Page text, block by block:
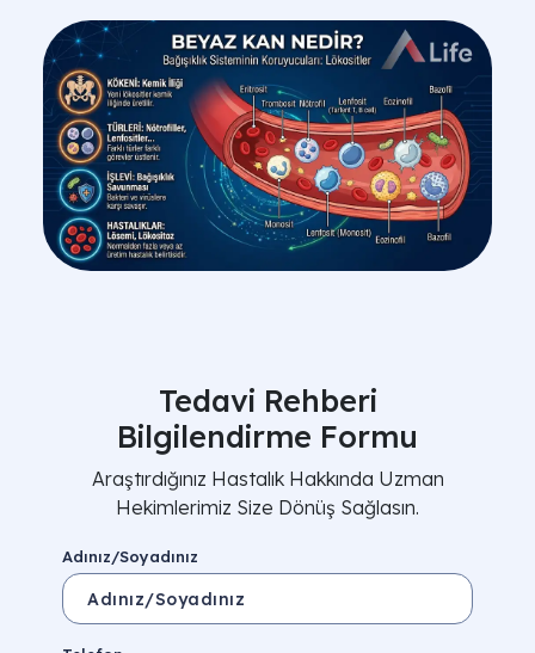
Tedavi Rehberi
Bilgilendirme Formu
Araştırdığınız Hastalık Hakkında Uzman
Hekimlerimiz Size Dönüş Sağlasın.
Adınız/Soyadınız